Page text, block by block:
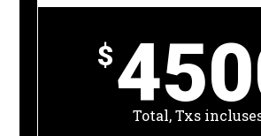
$
Total, Txs